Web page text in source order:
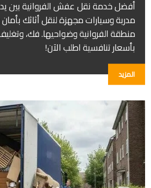
أفضل خدمة نقل عفش الفروانية بين
مدربة وسيارات مجهزة لنقل أثاثك
منطقة الفروانية وضواحيها. فك،
بأسعار تنافسية اطلب الآن!
المزيد